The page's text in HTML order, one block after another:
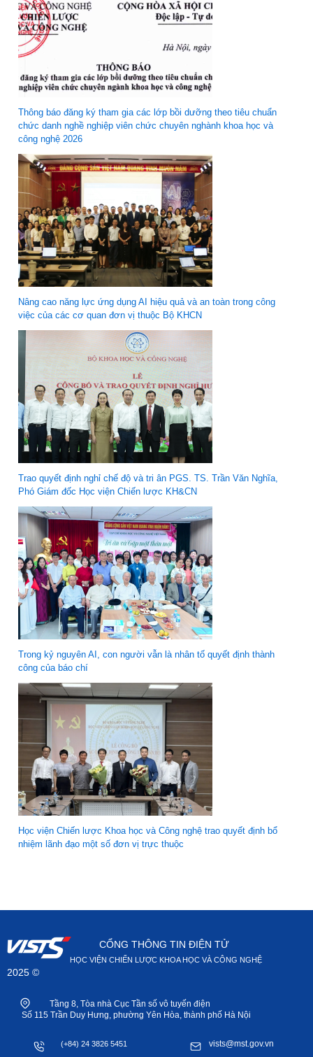
Thông báo đăng ký tham gia các lớp bồi dưỡng theo tiêu chuẩn
chức danh nghề nghiệp viên chức chuyên nghành khoa học và
công nghệ 2026
Nâng cao năng lực ứng dụng AI hiệu quả và an toàn trong công
việc của các cơ quan đơn vị thuộc Bộ KHCN
Trao quyết định nghỉ chế độ và tri ân PGS. TS. Trần Văn Nghĩa,
Phó Giám đốc Học viện Chiến lược KH&CN
Trong kỷ nguyên AI, con người vẫn là nhân tố quyết định thành
công của báo chí
Học viện Chiến lược Khoa học và Công nghệ trao quyết định bổ
nhiệm lãnh đạo một số đơn vị trực thuộc
2025 ©
CỔNG THÔNG TIN ĐIỆN TỬ
HỌC VIỆN CHIẾN LƯỢC KHOA HỌC VÀ CÔNG NGHỆ
Tầng 8, Tòa nhà Cục Tần số vô tuyến điện
Số 115 Trần Duy Hưng, phường Yên Hòa, thành phố Hà Nội
(+84) 24 3826 5451 vists@mst.gov.vn